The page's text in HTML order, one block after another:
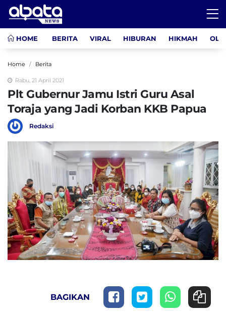
HOME BERITA VIRAL HIBURAN HIKMAH
Home Berita
Rabu, 21 April 2021
Plt Gubernur Jamu Istri Guru Asal
Toraja yang Jadi Korban KKB Papua
Redaksi
BAGIKAN